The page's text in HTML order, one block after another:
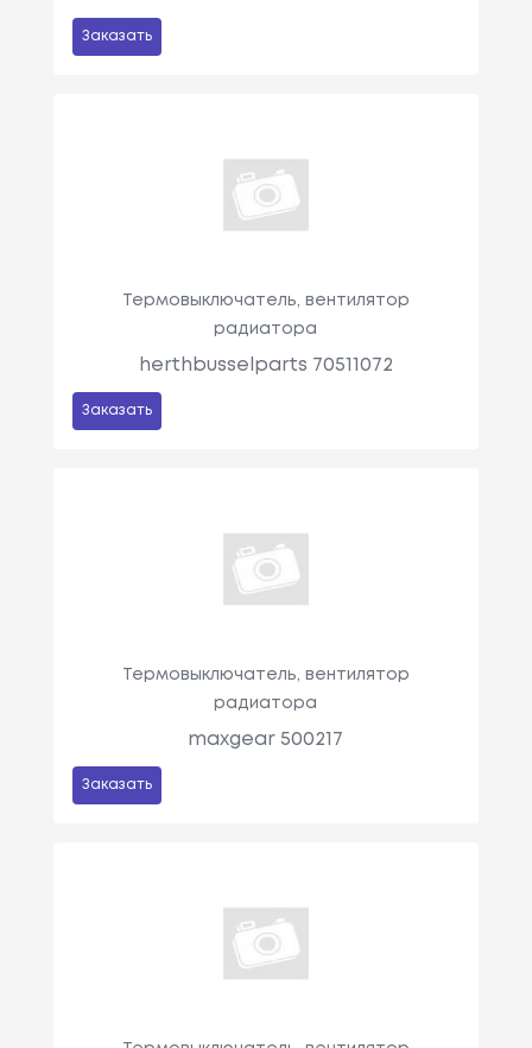
Заказать
Термовыключатель, вентилятор
радиатора
herthbusselparts 70511072
Заказать
Термовыключатель, вентилятор
радиатора
maxgear 500217
Заказать